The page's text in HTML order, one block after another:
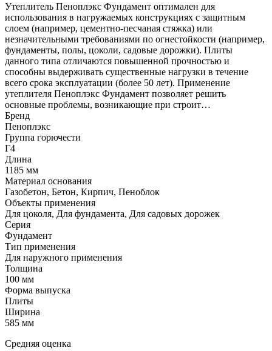
Утеплитель Пеноплэкс Фундамент оптимален для
использования в нагружаемых конструкциях с защитным
слоем (например, цементно-песчаная стяжка) или
незначительными требованиями по огнестойкости (например,
фундаменты, полы, цоколи, садовые дорожки). Плиты
данного типа отличаются повышенной прочностью и
способны выдерживать существенные нагрузки в течение
всего срока эксплуатации (более 50 лет). Применение
утеплителя Пеноплэкс Фундамент позволяет решить
основные проблемы, возникающие при строит…
Бренд
Пеноплэкс
Группа горючести
Г4
Длина
1185 мм
Материал основания
Газобетон, Бетон, Кирпич, Пеноблок
Объекты применения
Для цоколя, Для фундамента, Для садовых дорожек
Серия
Фундамент
Тип применения
Для наружного применения
Толщина
100 мм
Форма выпуска
Плиты
Ширина
585 мм
Средняя оценка